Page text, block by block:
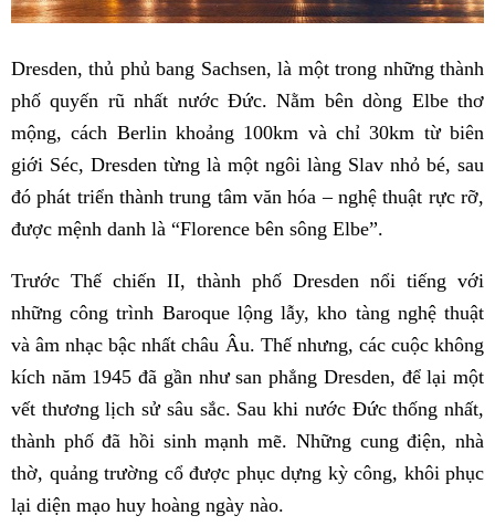
Dresden, thủ phủ bang Sachsen, là một trong những thành
phố quyến rũ nhất nước Đức. Nằm bên dòng Elbe thơ
mộng, cách Berlin khoảng 100km và chỉ 30km từ biên
giới Séc, Dresden từng là một ngôi làng Slav nhỏ bé, sau
đó phát triển thành trung tâm văn hóa – nghệ thuật rực rỡ,
được mệnh danh là “Florence bên sông Elbe”.
Trước Thế chiến II, thành phố Dresden nổi tiếng với
những công trình Baroque lộng lẫy, kho tàng nghệ thuật
và âm nhạc bậc nhất châu Âu. Thế nhưng, các cuộc không
kích năm 1945 đã gần như san phẳng Dresden, để lại một
vết thương lịch sử sâu sắc. Sau khi nước Đức thống nhất,
thành phố đã hồi sinh mạnh mẽ. Những cung điện, nhà
thờ, quảng trường cổ được phục dựng kỳ công, khôi phục
lại diện mạo huy hoàng ngày nào.